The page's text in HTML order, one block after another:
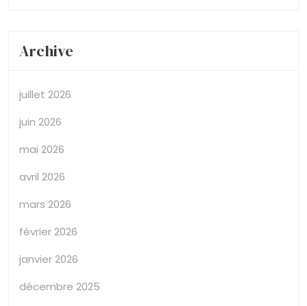
Archive
juillet 2026
juin 2026
mai 2026
avril 2026
mars 2026
février 2026
janvier 2026
décembre 2025